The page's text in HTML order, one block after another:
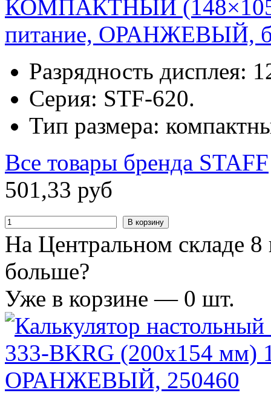
КОМПАКТНЫЙ (148×105
питание, ОРАНЖЕВЫЙ,
Разрядность дисплея:
Серия: STF-620.
Тип размера:
Все товары бренда STAFF
501,33 руб
В корзину
На Центральном складе 8
больше?
Уже в корзине — 0 шт.